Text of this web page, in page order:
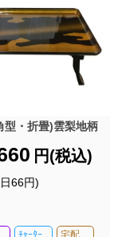
型・折畳)雲梨地柄
円(税込)
66円)
ﾁｬｰﾀｰ
宅配